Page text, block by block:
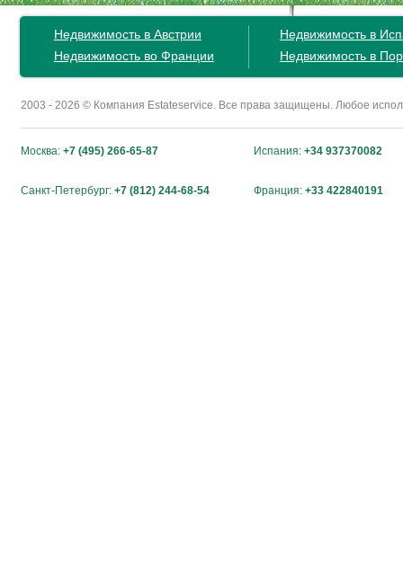
Недвижимость в Австрии
Недвижимость во Франции
Недвижимость в
Недвижимость в
2003 - 2026 © Компания Estateservice. Все права защищены. Любое
Москва: +7 (495) 266-65-87 Испания: +34 937370082
Санкт-Петербург: +7 (812) 244-68-54 Франция: +33 422840191